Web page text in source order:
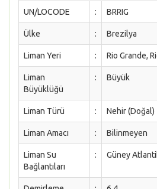
UN/LOCODE : BRRIG
Ülke : Brezilya
Liman Yeri : Rio Grande,
Liman
Büyüklüğü
: Büyük
Liman Türü : Nehir (Doğal)
Liman Amacı : Bilinmeyen
Liman Su
Bağlantıları
: Güney